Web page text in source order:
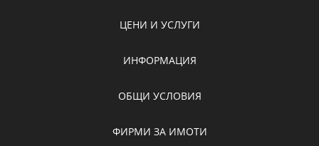
ЦЕНИ И УСЛУГИ
ИНФОРМАЦИЯ
ОБЩИ УСЛОВИЯ
ФИРМИ ЗА ИМОТИ